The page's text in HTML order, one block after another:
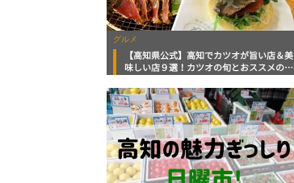
グルメ
【高知県公式】高知でカツオが旨い店＆美
味しい店９選！カツオの旬とおススメのお